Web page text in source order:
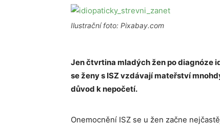
Ilustrační foto: Pixabay.com
Jen čtvrtina mladých žen po diagnóze
se ženy s ISZ vzdávají mateřství
důvod k nepočetí.
Onemocnění ISZ se u žen začne